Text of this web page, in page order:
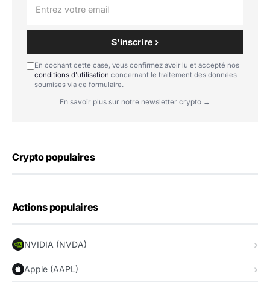
S'inscrire ›
En cochant cette case, vous confirmez avoir lu et accepté nos
conditions d'utilisation concernant le traitement des données
soumises via ce formulaire.
En savoir plus sur notre newsletter crypto →
Crypto populaires
Actions populaires
NVIDIA (NVDA)
Apple (AAPL)